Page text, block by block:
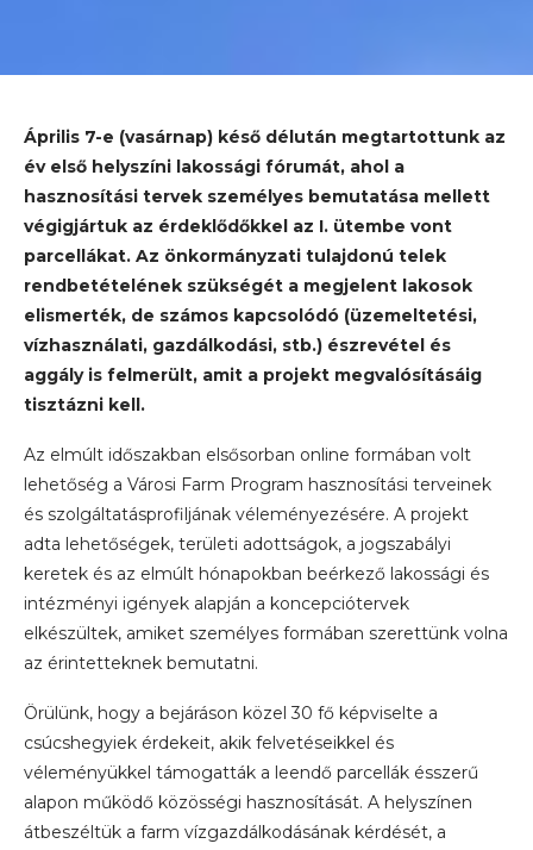
Április 7-e (vasárnap) késő délután megtartottunk az
év első helyszíni lakossági fórumát, ahol a
hasznosítási tervek személyes bemutatása mellett
végigjártuk az érdeklődőkkel az I. ütembe vont
parcellákat. Az önkormányzati tulajdonú telek
rendbetételének szükségét a megjelent lakosok
elismerték, de számos kapcsolódó (üzemeltetési,
vízhasználati, gazdálkodási, stb.) észrevétel és
aggály is felmerült, amit a projekt megvalósításáig
tisztázni kell.
Az elmúlt időszakban elsősorban online formában volt
lehetőség a Városi Farm Program hasznosítási terveinek
és szolgáltatásprofiljának véleményezésére. A projekt
adta lehetőségek, területi adottságok, a jogszabályi
keretek és az elmúlt hónapokban beérkező lakossági és
intézményi igények alapján a koncepciótervek
elkészültek, amiket személyes formában szerettünk volna
az érintetteknek bemutatni.
Örülünk, hogy a bejáráson közel 30 fő képviselte a
csúcshegyiek érdekeit, akik felvetéseikkel és
véleményükkel támogatták a leendő parcellák ésszerű
alapon működő közösségi hasznosítását. A helyszínen
átbeszéltük a farm vízgazdálkodásának kérdését, a